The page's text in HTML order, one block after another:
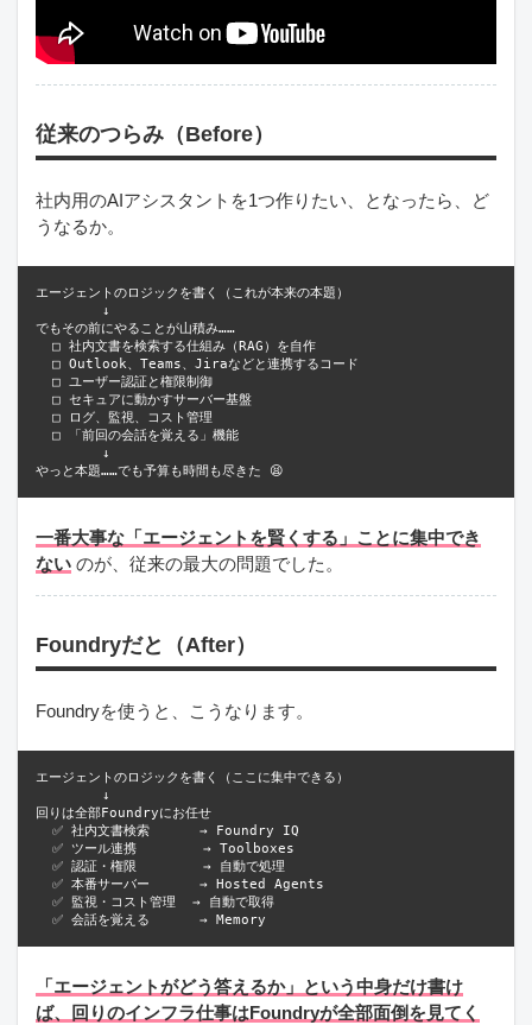
従来のつらみ（Before）
社内用のAIアシスタントを1つ作りたい、となったら、ど
うなるか。
エージェントのロジックを書く（これが本来の本題）
        ↓
でもその前にやることが山積み……
  □ 社内文書を検索する仕組み（RAG）を自作
  □ Outlook、Teams、Jiraなどと連携するコード
  □ ユーザー認証と権限制御
  □ セキュアに動かすサーバー基盤
  □ ログ、監視、コスト管理
  □ 「前回の会話を覚える」機能
        ↓
一番大事な「エージェントを賢くする」ことに集中でき
ない のが、従来の最大の問題でした。
Foundryだと（After）
Foundryを使うと、こうなります。
エージェントのロジックを書く（ここに集中できる）
        ↓
回りは全部Foundryにお任せ
  ✅ 社内文書検索      → Foundry IQ
  ✅ ツール連携        → Toolboxes
  ✅ 認証・権限        → 自動で処理
  ✅ 本番サーバー      → Hosted Agents
  ✅ 監視・コスト管理  → 自動で取得
「エージェントがどう答えるか」という中身だけ書け
ば、回りのインフラ仕事はFoundryが全部面倒を見てく